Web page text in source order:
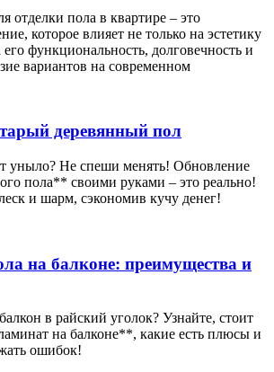
отделки пола в квартире – это
которое влияет не только на эстетику
функциональность, долговечность и
вариантов на современном
деревянный пол
уныло? Не спеши менять! Обновление
пола** своими руками – это реально!
и шарм, сэкономив кучу денег!
на балконе: преимущества и
в райский уголок? Узнайте, стоит
на балконе**, какие есть плюсы и
ошибок!